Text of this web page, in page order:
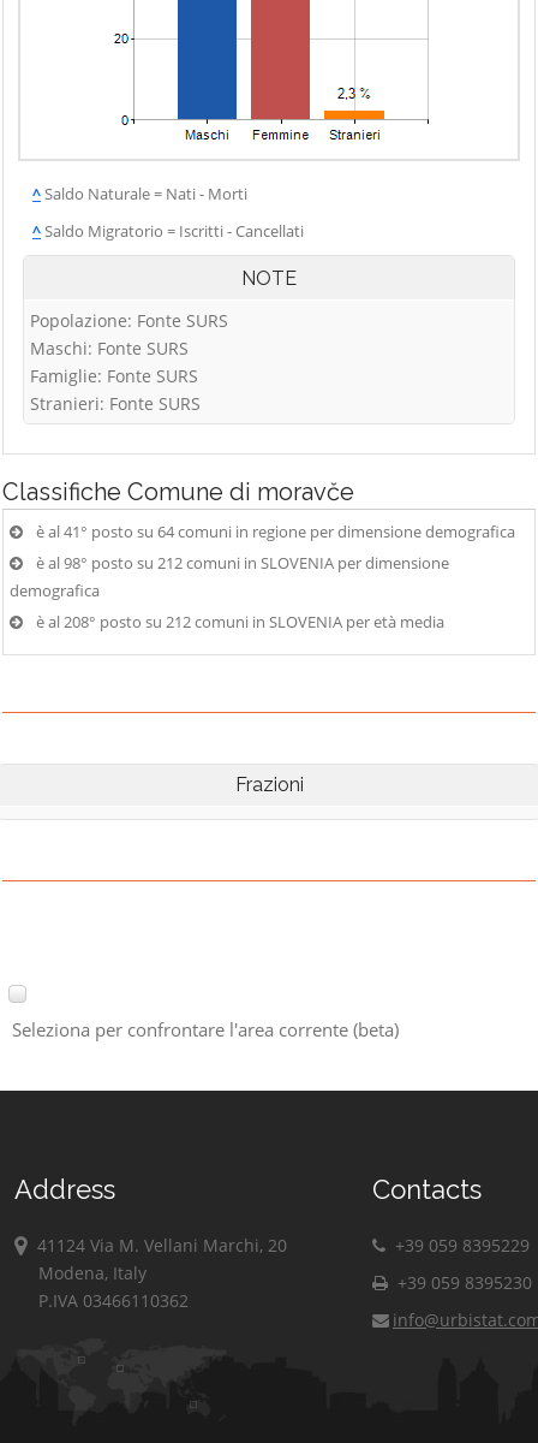
^Saldo Naturale = Nati - Morti
^Saldo Migratorio = Iscritti - Cancellati
NOTE
Popolazione: Fonte SURS
Maschi: Fonte SURS
Famiglie: Fonte SURS
Stranieri: Fonte SURS
Classifiche Comune di moravče
è al 41° posto su 64 comuni in regione per dimensione demografica
è al 98° posto su 212 comuni in SLOVENIA per dimensione
demografica
è al 208° posto su 212 comuni in SLOVENIA per età media
Frazioni
Seleziona per confrontare l'area corrente (beta)
Address
41124 Via M. Vellani Marchi, 20
Modena, Italy
P.IVA 03466110362
Contacts
+39 059 8395229
+39 059 8395230